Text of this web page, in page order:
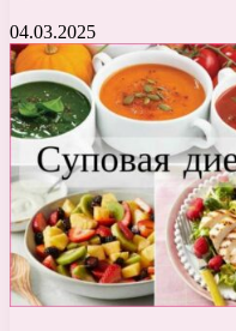
04.03.2025